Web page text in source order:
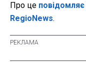
Про це повідомляє
RegioNews.